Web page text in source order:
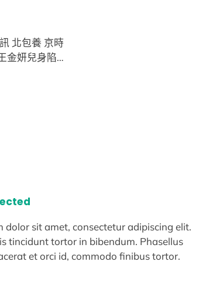
北包養 京時
金妍兒身陷…
dolor sit amet, consectetur adipiscing elit.
tincidunt tortor in bibendum. Phasellus
et orci id, commodo finibus tortor.